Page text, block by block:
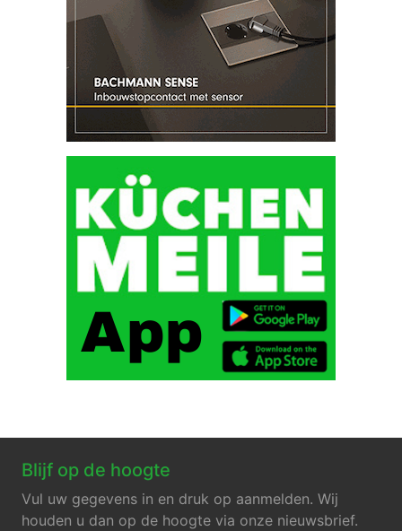
Blijf op de hoogte
Vul uw gegevens in en druk op aanmelden. Wij
houden u dan op de hoogte via onze nieuwsbrief.